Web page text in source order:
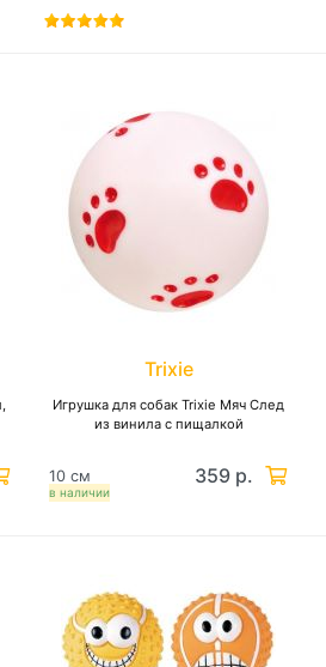
Trixie
Игрушка для собак Trixie Мяч След
из винила с пищалкой
в наличии
10 см 359 р.